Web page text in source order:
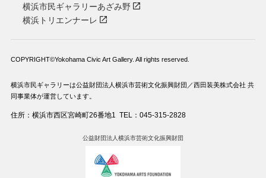
横浜市民ギャラリーあざみ野
横浜トリエンナーレ
COPYRIGHT©Yokohama Civic Art Gallery. All rights reserved.
横浜市民ギャラリーは公益財団法人横浜市芸術文化振興財団／西田装美株式会社 共
同事業体が運営しています。
住所：横浜市西区宮崎町26番地1 TEL：045-315-2828
公益財団法人横浜市芸術文化振興財団